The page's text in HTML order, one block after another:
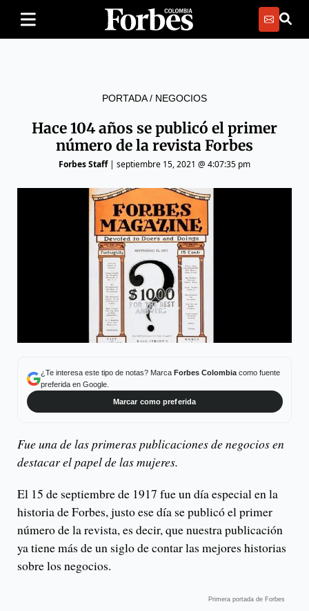
PORTADA/ NEGOCIOS
Hace 104 años se publicó el primer
número de la revista Forbes
Forbes Staff| septiembre 15, 2021 @ 4:07:35 pm
¿Te interesa este tipo de notas? Marca Forbes Colombiacomo fuente
preferida en Google.
Marcar como preferida
Fue una de las primeras publicaciones de negocios en
destacar el papel de las mujeres.
El 15 de septiembre de 1917 fue un día especial en la
historia de Forbes, justo ese día se publicó el primer
número de la revista, es decir, que nuestra publicación
ya tiene más de un siglo de contar las mejores historias
sobre los negocios.
Primera portada de Forbes